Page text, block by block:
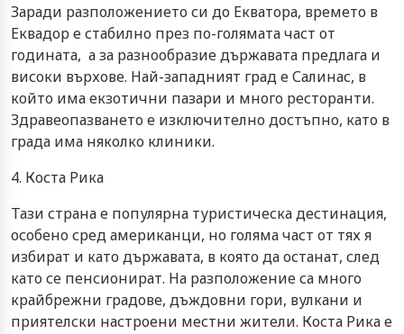
Заради разположението си до Екватора, времето в
Еквадор е стабилно през по-голямата част от
годината, а за разнообразие държавата предлага и
високи върхове. Най-западният град е Салинас, в
който има екзотични пазари и много ресторанти.
Здравеопазването е изключително достъпно, като в
града има няколко клиники.
4. Коста Рика
Тази страна е популярна туристическа дестинация,
особено сред американци, но голяма част от тях я
избират и като държавата, в която да останат, след
като се пенсионират. На разположение са много
крайбрежни градове, дъждовни гори, вулкани и
приятелски настроени местни жители. Коста Рика е